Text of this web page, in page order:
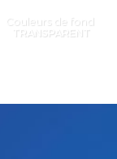
Couleurs de fond